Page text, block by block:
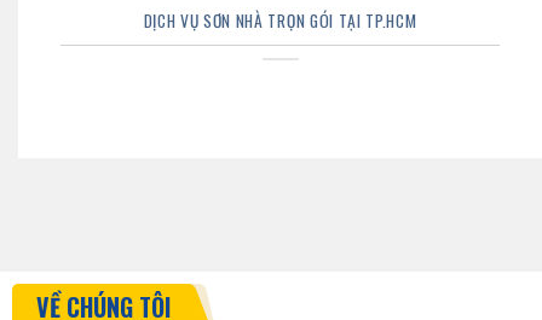
DỊCH VỤ SƠN NHÀ TRỌN GÓI TẠI TP.HCM
VỀ CHÚNG TÔI